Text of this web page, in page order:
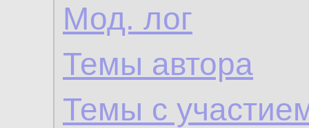
Мод. лог
Темы автора
Темы с